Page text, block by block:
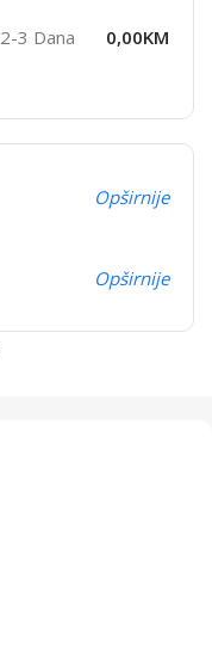
2-3 Dana 0,00KM
Opširnije
Opširnije